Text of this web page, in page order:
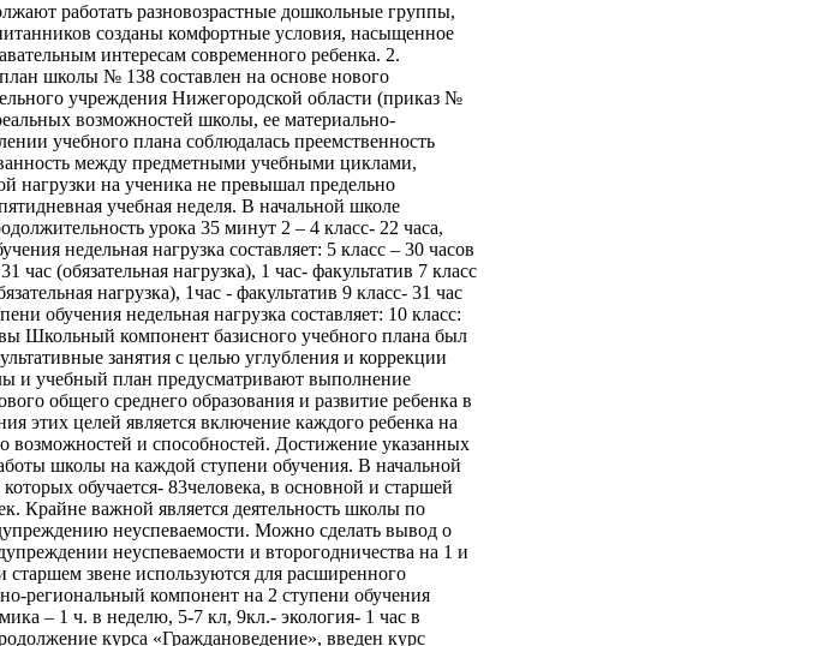
работать разновозрастные дошкольные группы,
созданы комфортные условия, насыщенное
интересам современного ребенка. 2.
школы № 138 составлен на основе нового
учреждения Нижегородской области (приказ №
возможностей школы, ее материально-
учебного плана соблюдалась преемственность
между предметными учебными циклами,
нагрузки на ученика не превышал предельно
учебная неделя. В начальной школе
урока 35 минут 2 – 4 класс- 22 часа,
недельная нагрузка составляет: 5 класс – 30 часов
час (обязательная нагрузка), 1 час- факультатив 7 класс
нагрузка), 1час - факультатив 9 класс- 31 час
обучения недельная нагрузка составляет: 10 класс:
Школьный компонент базисного учебного плана был
занятия с целью углубления и коррекции
и учебный план предусматривают выполнение
общего среднего образования и развитие ребенка в
этих целей является включение каждого ребенка на
возможностей и способностей. Достижение указанных
школы на каждой ступени обучения. В начальной
обучается- 83человека, в основной и старшей
Крайне важной является деятельность школы по
неуспеваемости. Можно сделать вывод о
неуспеваемости и второгодничества на 1 и
звене используются для расширенного
региональный компонент на 2 ступени обучения
– 1 ч. в неделю, 5-7 кл, 9кл.- экология- 1 час в
курса «Граждановедение», введен курс